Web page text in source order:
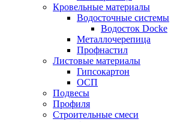
Кровельные материалы
Водосточные системы
Водосток Docke
Металлочерепица
Профнастил
Листовые материалы
Гипсокартон
ОСП
Подвесы
Профиля
Строительные смеси